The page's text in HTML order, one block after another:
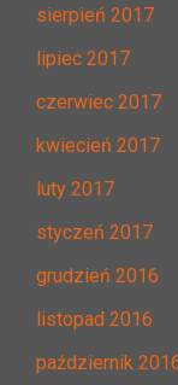
sierpień 2017
lipiec 2017
czerwiec 2017
kwiecień 2017
luty 2017
styczeń 2017
grudzień 2016
listopad 2016
październik